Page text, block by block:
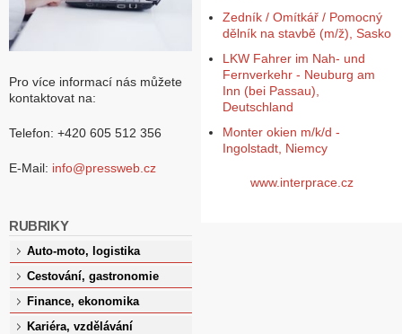
Pro více informací nás můžete
kontaktovat na:
Telefon: +420 605 512 356
E-Mail: info@pressweb.cz
RUBRIKY
Auto-moto, logistika
Cestování, gastronomie
Finance, ekonomika
Kariéra, vzdělávání
Zedník / Omítkář / Pomocný
dělník na stavbě (m/ž), Sasko
LKW Fahrer im Nah- und
Fernverkehr - Neuburg am
Inn (bei Passau),
Deutschland
Monter okien m/k/d -
Ingolstadt, Niemcy
www.interprace.cz